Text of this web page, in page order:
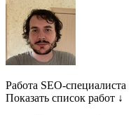
Работа SEO-специалиста
Показать список работ ↓